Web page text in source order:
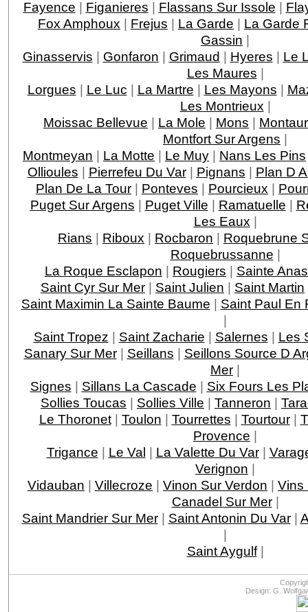
Fayence | Figanieres | Flassans Sur Issole |
Fox Amphoux | Frejus | La Garde | La Garde
Gassin |
Ginasservis | Gonfaron | Grimaud | Hyeres | Le
Les Maures |
Lorgues | Le Luc | La Martre | Les Mayons |
Les Montrieux |
Moissac Bellevue | La Mole | Mons |
Montfort Sur Argens |
Montmeyan | La Motte | Le Muy | Nans Les Pins
Ollioules | Pierrefeu Du Var| Pignans | Plan D
Plan De La Tour | Ponteves | Pourcieux |
Puget Sur Argens | Puget Ville | Ramatuelle |
Les Eaux |
Rians | Riboux | Rocbaron | Roquebrune
Roquebrussanne |
La Roque Esclapon | Rougiers | Sainte
Saint Cyr Sur Mer | Saint Julien | Saint Martin
Saint Maximin La Sainte Baume | Saint Paul En
|
Saint Tropez | Saint Zacharie | Salernes | Les
Sanary Sur Mer| Seillans | Seillons Source D
Mer |
Signes | Sillans La Cascade | Six Fours Les
Sollies Toucas | Sollies Ville | Tanneron |
Le Thoronet| Toulon | Tourrettes | Tourtour|
Provence |
Trigance | Le Val | La Valette Du Var|
Verignon |
Vidauban | Villecroze | Vinon Sur Verdon | Vins
Canadel Sur Mer|
Saint Mandrier Sur Mer| Saint Antonin Du Var|
|
Saint Aygulf|
Design: G.